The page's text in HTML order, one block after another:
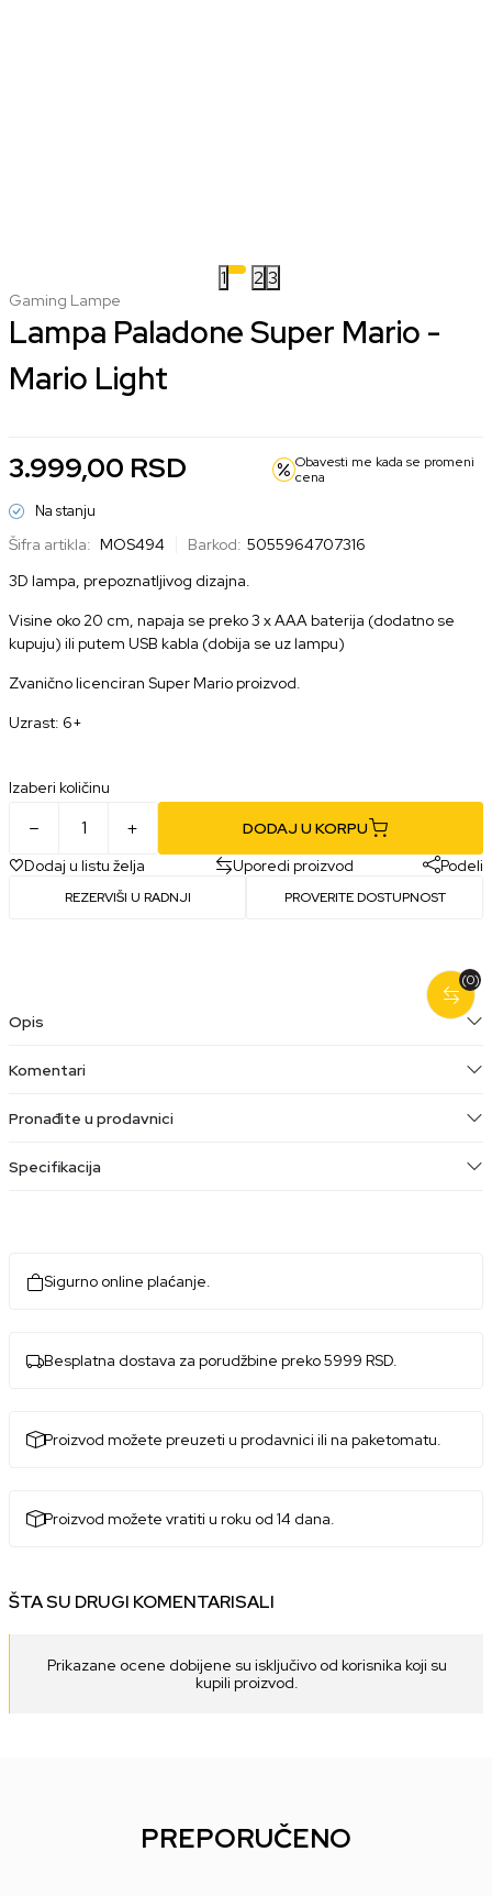
1 2 3
Gaming Lampe
Lampa Paladone Super Mario -
Mario Light
3.999,00 RSD
Obavesti me kada se promeni
cena
Na stanju
Šifra artikla: MOS494 Barkod: 5055964707316
3D lampa, prepoznatljivog dizajna.
Visine oko 20 cm, napaja se preko 3 x AAA baterija (dodatno se
kupuju) ili putem USB kabla (dobija se uz lampu)
Zvanično licenciran Super Mario proizvod.
Uzrast: 6+
Izaberi količinu
DODAJ U KORPU
Dodaj u listu želja
Uporedi proizvod Podeli
REZERVIŠI U RADNJI PROVERITE DOSTUPNOST
(0)
Opis
Komentari
Pronađite u prodavnici
Specifikacija
Sigurno online plaćanje.
Besplatna dostava za porudžbine preko 5999 RSD.
Proizvod možete preuzeti u prodavnici ili na paketomatu.
Proizvod možete vratiti u roku od 14 dana.
ŠTA SU DRUGI KOMENTARISALI
Prikazane ocene dobijene su isključivo od korisnika koji su
kupili proizvod.
PREPORUČENO